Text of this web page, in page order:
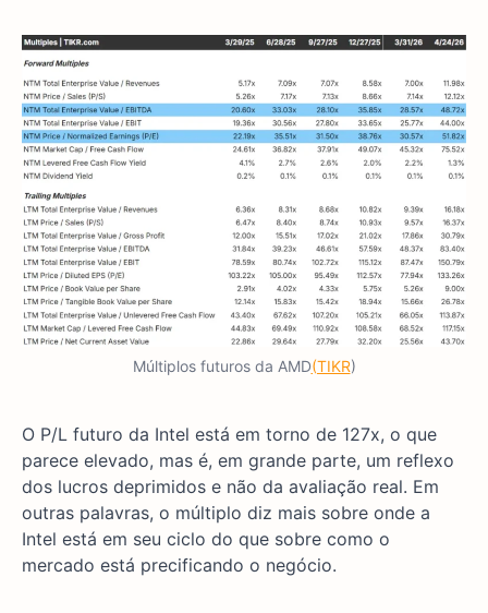
Múltiplos futuros da AMD(TIKR)
O P/L futuro da Intel está em torno de 127x, o que
parece elevado, mas é, em grande parte, um reflexo
dos lucros deprimidos e não da avaliação real. Em
outras palavras, o múltiplo diz mais sobre onde a
Intel está em seu ciclo do que sobre como o
mercado está precificando o negócio.